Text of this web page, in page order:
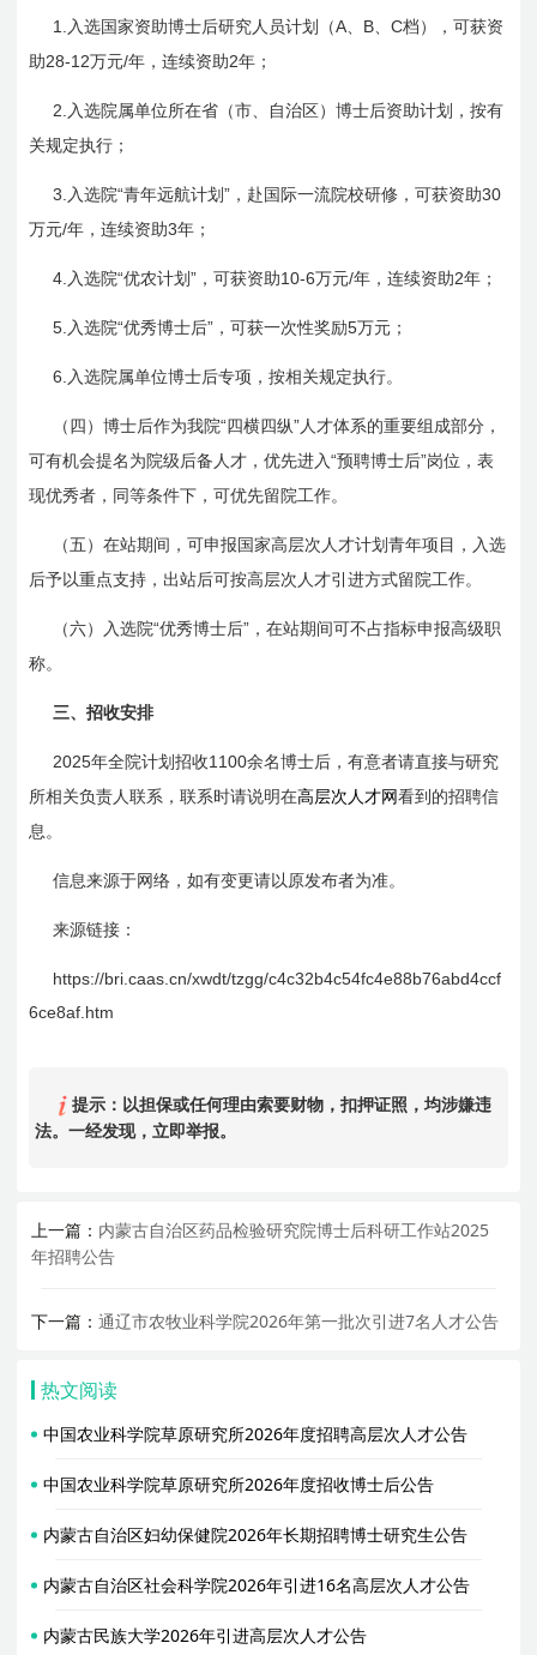
1. 入选国家资助博士后研究人员计划（A B 、C档），可获资
助28-12万元/年，连续资助2年；
2. 入选院属单位所在省（市、自治区）博士后资助计划，按有
关规定执行；
3. 入选院“青年远航计划” ，赴国际一流院校研修，可获资助30
万元/年，连续资助3年；
4. 入选院“优农计划” ，可获资助10-6万元/年，连续资助2年；
5. 入选院“优秀博士后” ，可获一次性奖励5万元；
6. 入选院属单位博士后专项，按相关规定执行。
（四）博士后作为我院“四横四纵” 人才体系的重要组成部分，
可有机会提名为院级后备人才，优先进入“预聘博士后”岗位，表
现优秀者，同等条件下，可优先留院工作。
（五）在站期间，可申报国家高层次人才计划青年项目，入选
后予以重点支持，出站后可按高层次人才引进方式留院工作。
（六）入选院“优秀博士后” ，在站期间可不占指标申报高级职
称。
三、招收安排
2025年全院计划招收1100余名博士后，有意者请直接与研究
所相关负责人联系，联系时请说明在高层次人才网看到的招聘信
息。
信息来源于网络，如有变更请以原发布者为准。
来源链接：
https://bri.caas.cn/xwdt/tzgg/c4c32b4c54fc4e88b76abd4ccf
6ce8af.htm
提示：以担保或任何理由索要财物，扣押证照，均涉嫌违
法。一经发现，立即举报。
上一篇： 内蒙古自治区药品检验研究院博士后科研工作站2025
年招聘公告
下一篇：通辽市农牧业科学院2026年第一批次引进7名人才公告
热文阅读
中国农业科学院草原研究所2026年度招聘高层次人才公告
中国农业科学院草原研究所2026年度招收博士后公告
内蒙古自治区妇幼保健院2026年长期招聘博士研究生公告
内蒙古自治区社会科学院2026年引进16名高层次人才公告
内蒙古民族大学2026年引进高层次人才公告